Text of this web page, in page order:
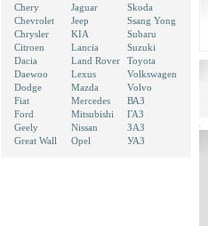
Chery
Chevrolet
Chrysler
Citroen
Dacia
Daewoo
Dodge
Fiat
Ford
Geely
Great Wall
Jaguar
Jeep
KIA
Lancia
Land Rover
Lexus
Mazda
Mercedes
Mitsubishi
Nissan
Opel
Skoda
Ssang Yong
Subaru
Suzuki
Toyota
Volkswagen
Volvo
ВАЗ
ГАЗ
ЗАЗ
УАЗ